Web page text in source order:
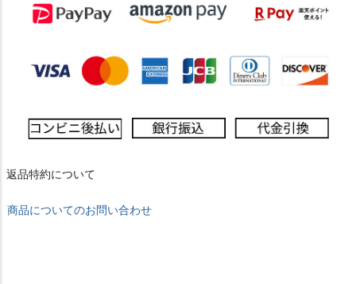
返品特約について
商品についてのお問い合わせ